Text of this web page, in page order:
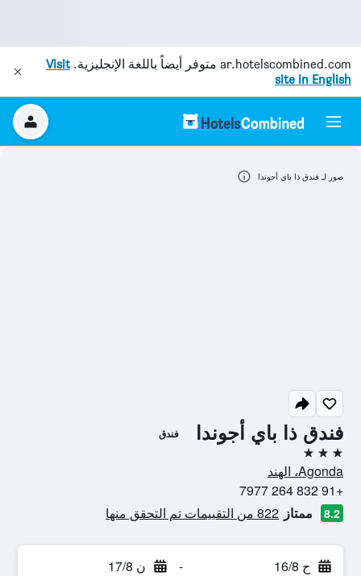
ar.hotelscombined.com متوفر أيضاً باللغة الإنجليزية.Visit
site in English
فندق ذا باي أجوندا فندق
3 نجوم
Agonda، الهند
+91 832 264 7977
8.2 ممتاز 822 من التقييمات تم التحقق منها
ح 16/8 - ن 17/8
صور لـ فندق ذا باي أجوندا